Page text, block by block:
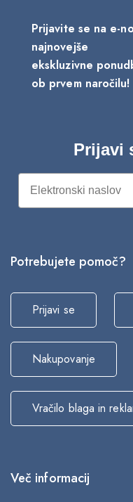
Prijavite se na e-
najnovejše
ekskluzivne
ob prvem naročilu!
Prijavi
Email
Potrebujete pomoč?
Prijavi se
Nakupovanje
Vračilo blaga in
Več informacij